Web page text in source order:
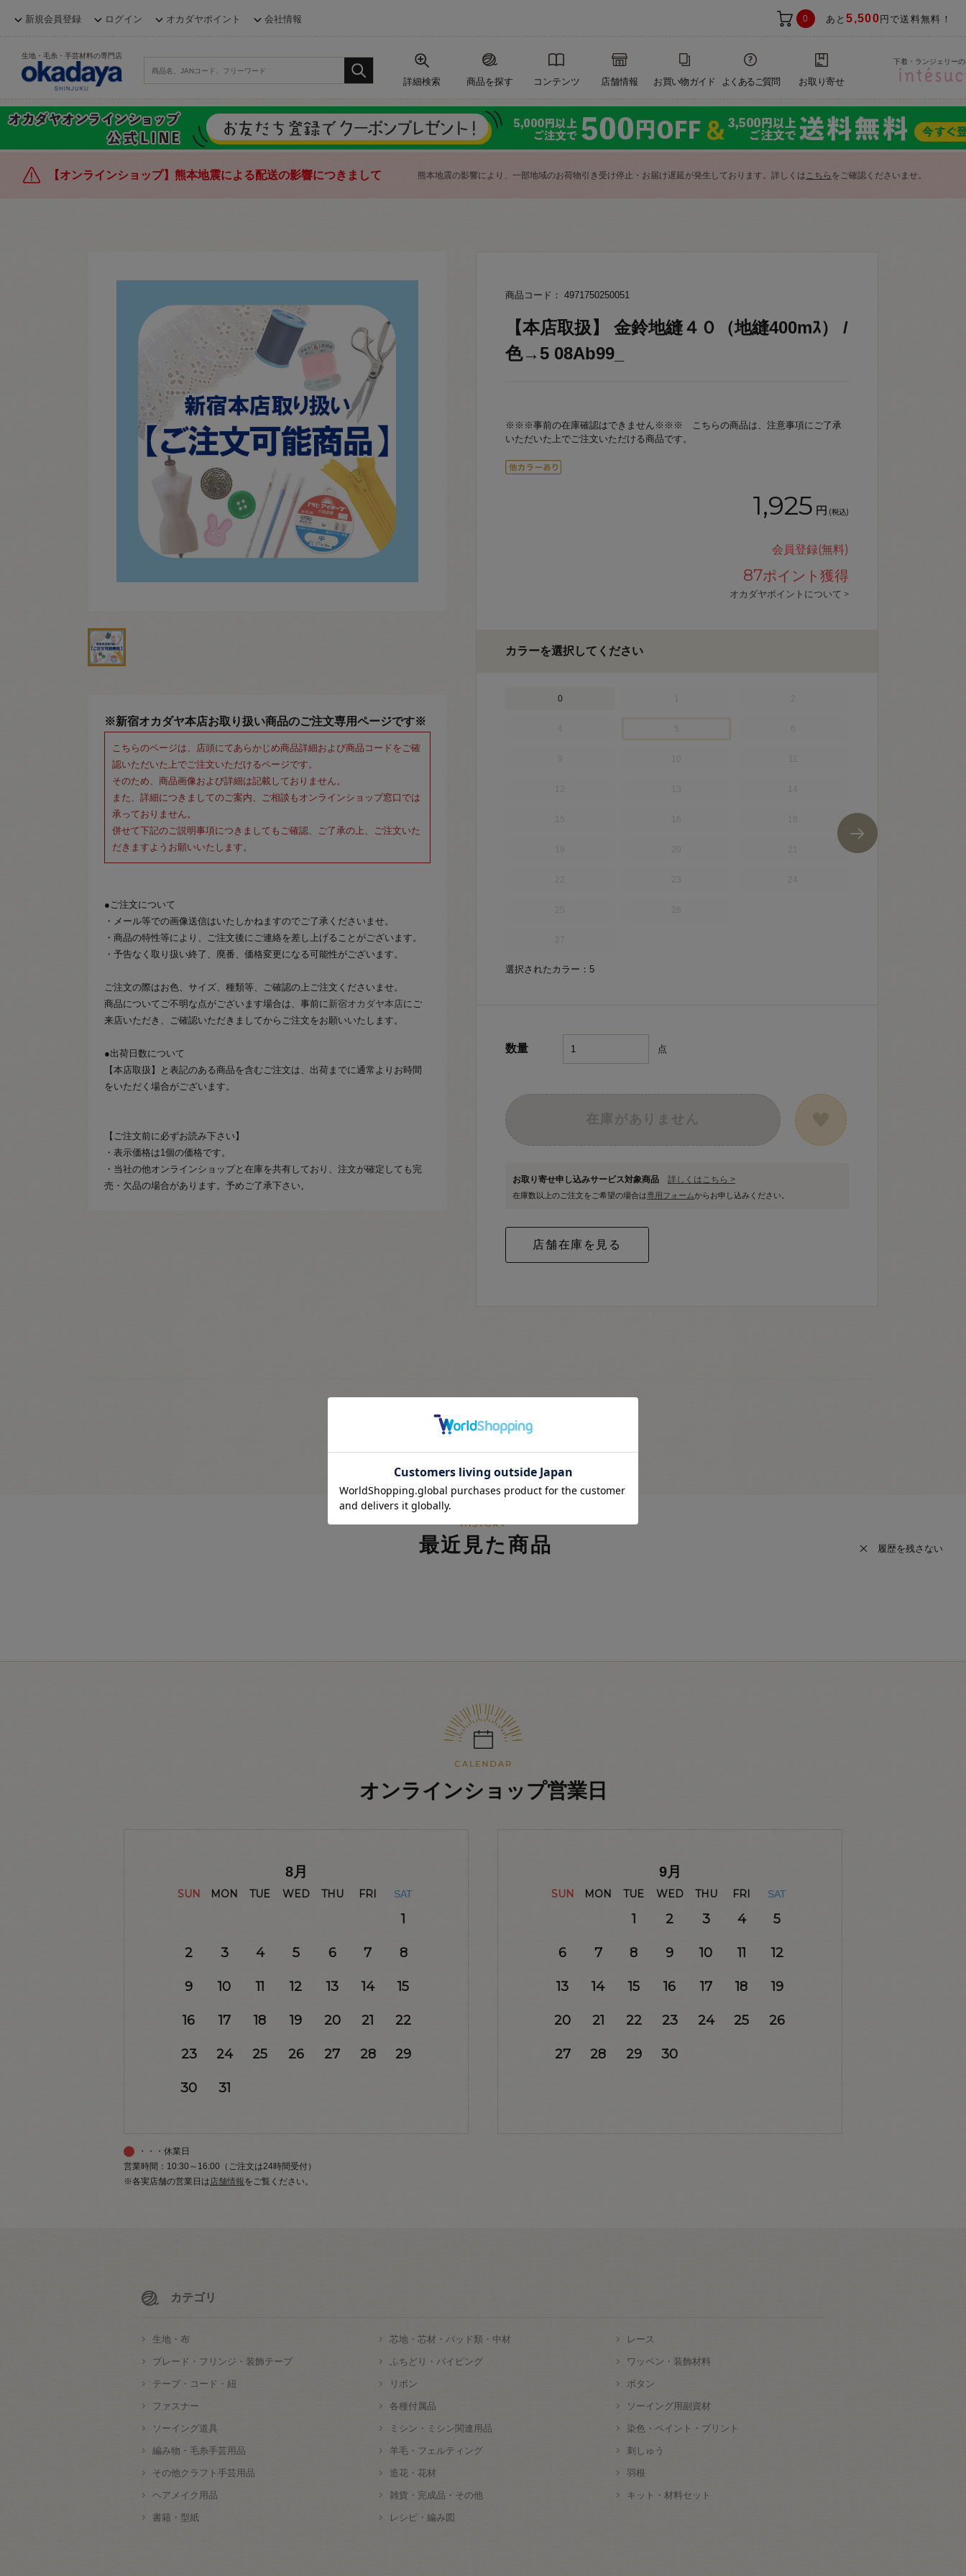
新規会員登録 ログイン オカダヤポイント 会社情報 0 あと5,500 円で送料無料！
生地・毛糸・手芸材料の専門店
詳細検索 商品を探す コンテンツ 店舗情報 お買い物ガイド よくあるご質問 お取り寄せ
下着・ランジェリー
【オンラインショップ】熊本地震による配送の影響につきまして 熊本地震の影響により、一部地域のお荷物引き受け停止・お届け遅延が発生しております。詳しくはこちら をご確認くださいませ。
※新宿オカダヤ本店お取り扱い商品のご注文専用ページです※
こちらのページは、店頭にてあらかじめ商品詳細および商品コードをご確
認いただいた上でご注文いただけるページです。
そのため、商品画像および詳細は記載しておりません。
また、詳細につきましてのご案内、ご相談もオンラインショップ窓口では
承っておりません。
併せて下記のご説明事項につきましてもご確認、ご了承の上、ご注文いた
だきますようお願いいたします。
●ご注文について
・メール等での画像送信はいたしかねますのでご了承くださいませ。
・商品の特性等により、ご注文後にご連絡を差し上げることがございます。
・予告なく取り扱い終了、廃番、価格変更になる可能性がございます。
ご注文の際はお色、サイズ、種類等、ご確認の上ご注文くださいませ。
商品についてご不明な点がございます場合は、事前に 新宿オカダヤ本店にご
来店いただき、ご確認いただきましてからご注文をお願いいたします。
●出荷日数について
【本店取扱】と表記のある商品を含むご注文は、出荷までに通常よりお時間
をいただく場合がございます。
【ご注文前に必ずお読み下さい】
・表示価格は1個の価格です。
・当社の他オンラインショップと在庫を共有しており、注文が確定しても完
売・欠品の場合があります。予めご了承下さい。
商品コード： 4971750250051
【本店取扱】 金鈴地縫４０（地縫400mｽ） /
色→5 08Ab99_
※※※事前の在庫確認はできません※※※ こちらの商品は、注意事項にご了承
いただいた上でご注文いただける商品です。
1,925 円 (税込)
会員登録(無料)
87ポイント獲得
オカダヤポイントについて >
カラーを選択してください
0
選択されたカラー：5
数量 点
お取り寄せ申し込みサービス対象商品 詳しくはこちら >
在庫数以上のご注文をご希望の場合は専用フォームからお申し込みください。
最近見た商品 履歴を残さない
オンラインショップ営業日
8月
SUN MON TUE WED THU FRI SAT
1
2 3 4 5 6 7 8
9 10 11 12 13 14 15
16 17 18 19 20 21 22
23 24 25 26 27 28 29
30 31
9月
SUN MON TUE WED THU FRI SAT
1 2 3 4 5
6 7 8 9 10 11 12
13 14 15 16 17 18 19
20 21 22 23 24 25 26
27 28 29 30
・・・休業日
営業時間：10:30～16:00（ご注文は24時間受付）
※各実店舗の営業日は店舗情報をご覧ください。
カテゴリ
生地・布 芯地・芯材・パッド類・中材 レース
ブレード・フリンジ・装飾テープ ふちどり・パイピング ワッペン・装飾材料
テープ・コード・紐 リボン ボタン
ファスナー 各種付属品 ソーイング用副資材
ソーイング道具 ミシン・ミシン関連用品 染色・ペイント・プリント
編み物・毛糸手芸用品 羊毛・フェルティング 刺しゅう
その他クラフト手芸用品 造花・花材 羽根
ヘアメイク用品 雑貨・完成品・その他 キット・材料セット
書籍・型紙 レシピ・編み図